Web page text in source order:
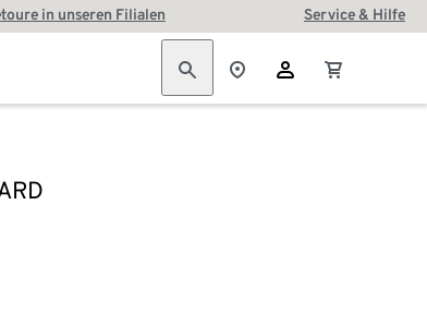
in unseren Filialen Service & Hilfe